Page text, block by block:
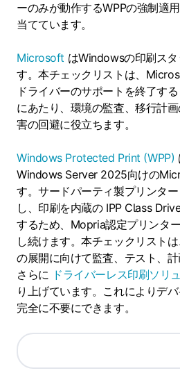
ーのみが動作するWPPの強制適
当てています。
Microsoft はWindowsの印刷ス
す。本チェックリストは、
ドライバーのサポートを終了す
にあたり、環境の監査、移行計
害の回避に役立ちます。
Windows Protected Print (WPP)
Windows Server 2025向けの
す。サードパーティ製プリンタ
し、印刷を内蔵の IPP Class
するため、Mopria認定プリンタ
し続けます。本チェックリスト
の展開に向けて監査、テスト、計
さらに ドライバーレス印刷ソリ
り上げています。これによりデ
完全に不要にできます。